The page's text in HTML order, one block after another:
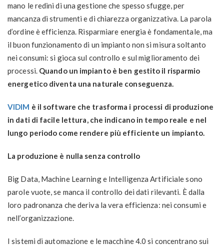
mano le redini di una gestione che spesso sfugge, per
mancanza di strumenti e di chiarezza organizzativa. La parola
d’ordine è efficienza. Risparmiare energia è fondamentale, ma
il buon funzionamento di un impianto non si misura soltanto
nei consumi: si gioca sul controllo e sul miglioramento dei
processi. Quando un impianto è ben gestito il risparmio
energetico diventa una naturale conseguenza.
VIDIM è il software che trasforma i processi di produzione
in dati di facile lettura, che indicano in tempo reale e nel
lungo periodo come rendere più efficiente un impianto.
La produzione è nulla senza controllo
Big Data, Machine Learning e Intelligenza Artificiale sono
parole vuote, se manca il controllo dei dati rilevanti. È dalla
loro padronanza che deriva la vera efficienza: nei consumi e
nell’organizzazione.
I sistemi di automazione e le macchine 4.0 si concentrano sui